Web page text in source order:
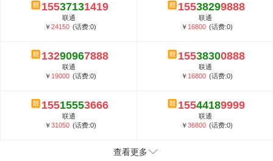
15537131419
联通
￥24150 (话费:0)
15538299888
联通
￥ 16800 (话费:0)
13290967888
联通
￥ 19000 (话费:0)
15538300888
联通
￥ 16800 (话费:0)
15515553666
联通
￥31050 (话费:0)
15544189999
联通
￥36800 (话费:0)
查看更多